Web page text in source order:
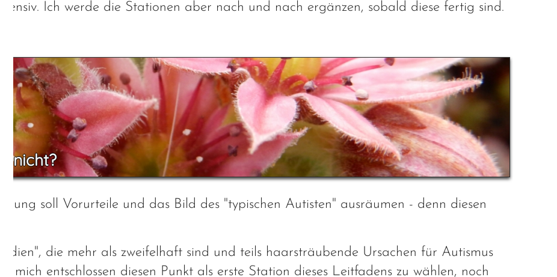
Ich werde die Stationen aber nach und nach ergänzen, sobald diese fertig sind.
nicht?
soll Vorurteile und das Bild des "typischen Autisten" ausräumen - denn diesen
die mehr als zweifelhaft sind und teils haarsträubende Ursachen für Autismus
mich entschlossen diesen Punkt als erste Station dieses Leitfadens zu wählen, noch